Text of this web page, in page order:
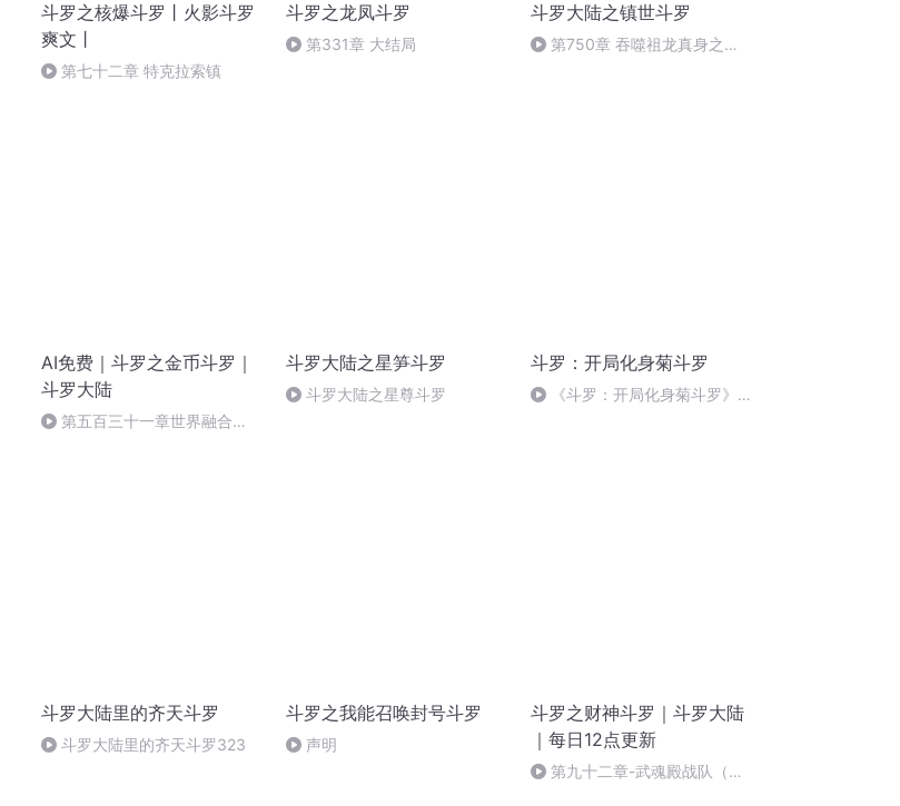
斗罗之核爆斗罗丨火影斗罗
爽文丨
第七十二章 特克拉索镇
斗罗之龙凤斗罗
第331章 大结局
斗罗大陆之镇世斗罗
第750章 吞噬祖龙真身之
AI免费｜斗罗之金币斗罗｜
斗罗大陆
第五百三十一章世界融合
斗罗大陆之星笋斗罗
斗罗大陆之星尊斗罗
斗罗：开局化身菊斗罗
《斗罗：开局化身菊斗罗》第
斗罗大陆里的齐天斗罗
斗罗大陆里的齐天斗罗323
斗罗之我能召唤封号斗罗
声明
斗罗之财神斗罗｜斗罗大陆
｜每日12点更新
第九十二章-武魂殿战队（求